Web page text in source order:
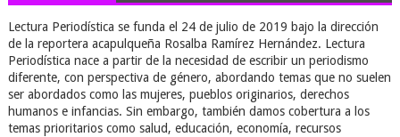
Lectura Periodística se funda el 24 de julio de 2019 bajo la dirección
de la reportera acapulqueña Rosalba Ramírez Hernández. Lectura
Periodística nace a partir de la necesidad de escribir un periodismo
diferente, con perspectiva de género, abordando temas que no suelen
ser abordados como las mujeres, pueblos originarios, derechos
humanos e infancias. Sin embargo, también damos cobertura a los
temas prioritarios como salud, educación, economía, recursos